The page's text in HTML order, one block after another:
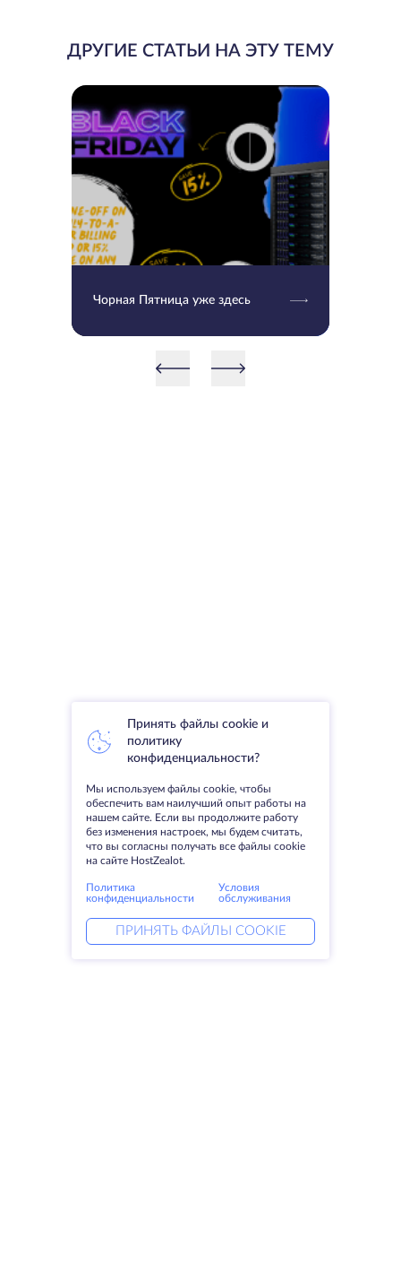
ДРУГИЕ СТАТЬИ НА ЭТУ ТЕМУ
Чорная Пятница уже здесь
Принять файлы cookie и
политику
конфиденциальности?
Мы используем файлы cookie, чтобы
обеспечить вам наилучший опыт работы на
нашем сайте. Если вы продолжите работу
без изменения настроек, мы будем считать,
что вы согласны получать все файлы cookie
на сайте HostZealot.
Политика
конфиденциальности
Условия
обслуживания
ПРИНЯТЬ ФАЙЛЫ COOKIE